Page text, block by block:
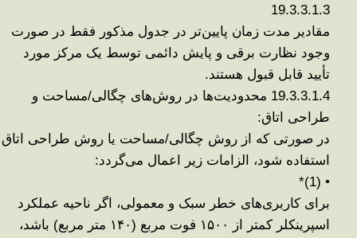
19.3.3.1.3
مقادیر مدت زمان پایین‌تر در جدول مذکور فقط در صورت
وجود نظارت برقی و پایش دائمی توسط یک مرکز مورد
تأیید قابل قبول هستند.
19.3.3.1.4 محدودیت‌ها در روش‌های چگالی/مساحت و
طراحی اتاق:
در صورتی که از روش چگالی/مساحت یا روش طراحی اتاق
استفاده شود، الزامات زیر اعمال می‌گردد:
•
(
1)
*
برای کاربری‌های خطر سبک و معمولی، اگر ناحیه عملکرد
اسپرینکلر کمتر از
۱۵۰۰ فوت مربع (۱۴۰ متر مربع) باشد،